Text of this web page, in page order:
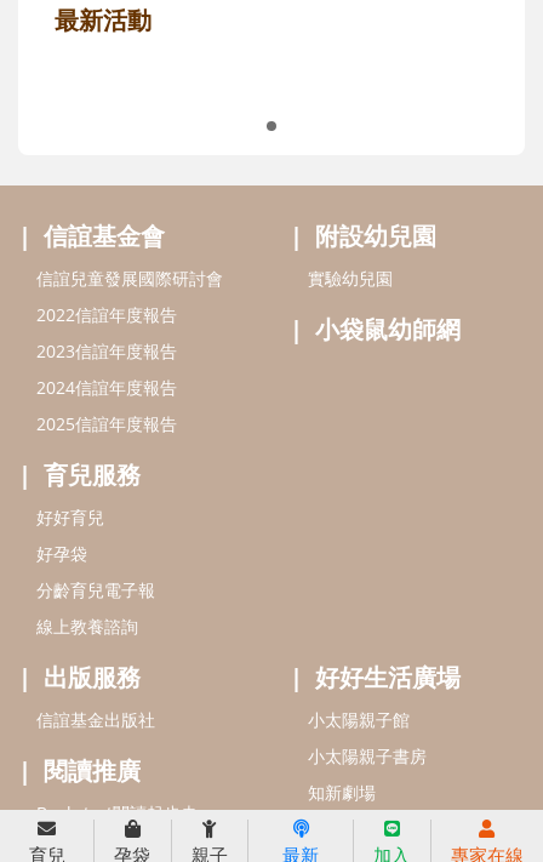
信誼基金會
信誼兒童發展國際研討會
2023信誼年度報告
2024信誼年度報告
2025信誼年度報告
育兒服務
好好育兒
小袋鼠幼師網
育兒 孕袋 親子 最新 加入 專家在線